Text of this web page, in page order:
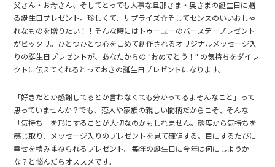
父さん ・ お母さん、そして とっても大事な旦那さま・奥さまの誕生日に贈
る誕生日プレゼント。珍しくて、サプライズ☆そしてセンスのいいおしゃ
れなものを贈りたい！！そんな時にはトゥーユーのバースデープレゼント
がピッタリ。ひとつひとつ心をこめて創作されるオリジナルメッセージ入
りの誕生日プレゼントが、あなたからの "おめでとう！" の気持ちをダイレ
クトに伝えてくれるとっておきの誕生日プレゼントになります。
「好きだとか感謝してるとか言わなくても分かってるよそんなこと」って
思っていませんか？でも、恋人や家族の親しい間柄だからこそ、そんな
「気持ち」を形にすることが大切なのかもしれません。態度から気持ちを
感じ取り、メッセージ入りのプレゼントを見て確信する。目にするたびに
幸せを積み重ねられるプレゼント。毎年の誕生日に今年は何にしようか
な？と悩んだらオススメです。